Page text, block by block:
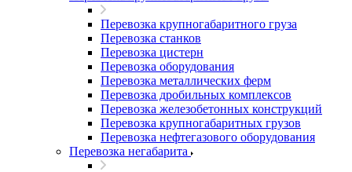
Перевозка крупногабаритного груза
Перевозка станков
Перевозка цистерн
Перевозка оборудования
Перевозка металлических ферм
Перевозка дробильных комплексов
Перевозка железобетонных конструкций
Перевозка крупногабаритных грузов
Перевозка нефтегазового оборудования
Перевозка негабарита